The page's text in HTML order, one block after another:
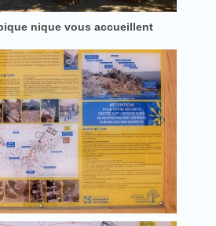
nique vous accueillent